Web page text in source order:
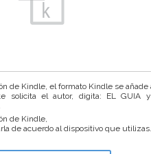
de Kindle, el formato Kindle se añade
solicita el autor, digita: EL GUIA
de Kindle,
de acuerdo al dispositivo que utilizas.